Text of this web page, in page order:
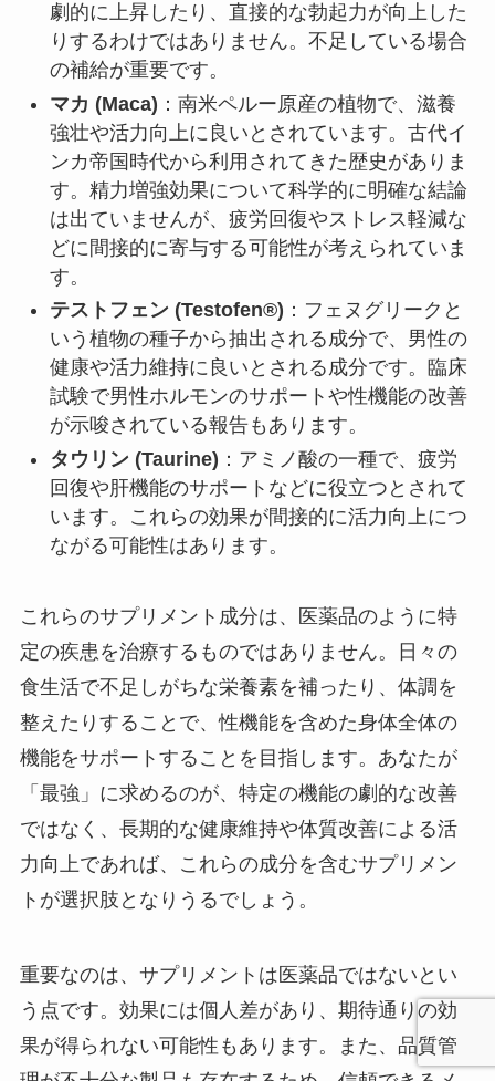
劇的に上昇したり、直接的な勃起力が向上した
りするわけではありません。不足している場合
の補給が重要です。
マカ (Maca) ：南米ペルー原産の植物で、滋養
強壮や活力向上に良いとされています。古代イ
ンカ帝国時代から利用されてきた歴史がありま
す。精力増強効果について科学的に明確な結論
は出ていませんが、疲労回復やストレス軽減な
どに間接的に寄与する可能性が考えられていま
す。
テストフェン (Testofen®) ：フェヌグリークと
いう植物の種子から抽出される成分で、男性の
健康や活力維持に良いとされる成分です。臨床
試験で男性ホルモンのサポートや性機能の改善
が示唆されている報告もあります。
タウリン (Taurine) ：アミノ酸の一種で、疲労
回復や肝機能のサポートなどに役立つとされて
います。これらの効果が間接的に活力向上につ
ながる可能性はあります。
これらのサプリメント成分は、医薬品のように特
定の疾患を治療するものではありません。日々の
食生活で不足しがちな栄養素を補ったり、体調を
整えたりすることで、性機能を含めた身体全体の
機能をサポートすることを目指します。あなたが
「最強」に求めるのが、特定の機能の劇的な改善
ではなく、長期的な健康維持や体質改善による活
力向上であれば、これらの成分を含むサプリメン
トが選択肢となりうるでしょう。
重要なのは、サプリメントは医薬品ではないとい
う点です。効果には個人差があり、期待通りの効
果が得られない可能性もあります。また、品質管